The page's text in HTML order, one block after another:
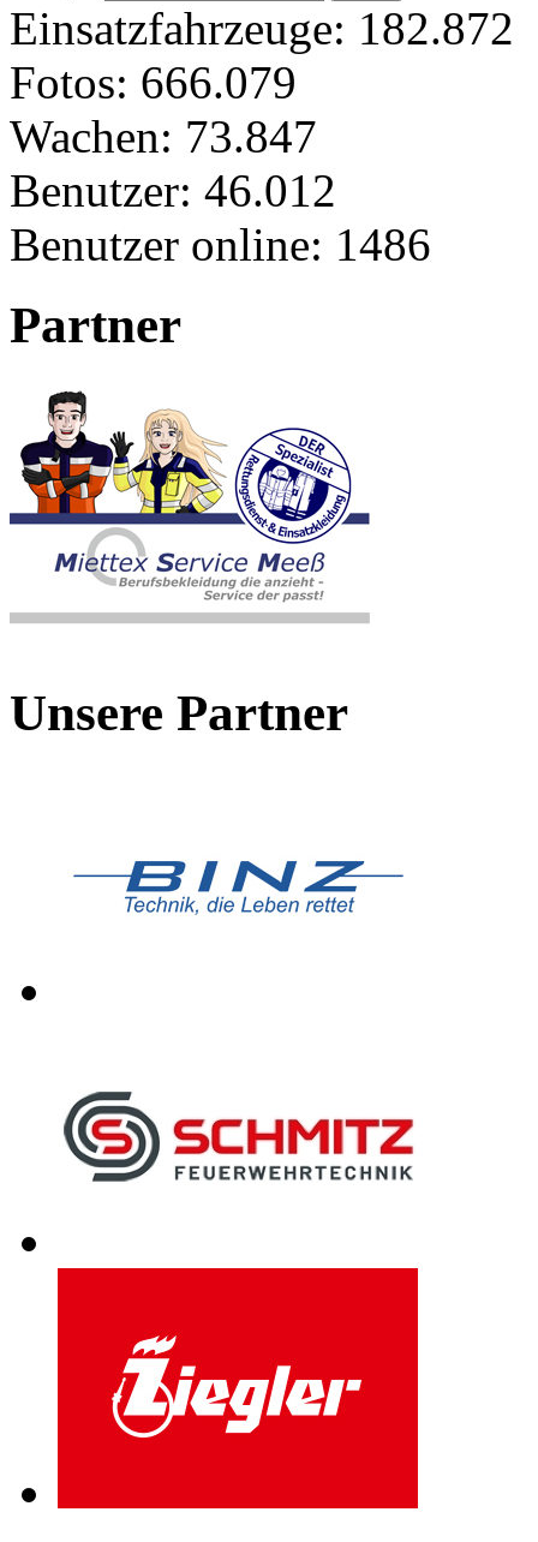
Einsatzfahrzeuge: 182.872
Fotos: 666.079
Wachen: 73.847
Benutzer: 46.012
Benutzer online: 1486
Partner
Unsere Partner